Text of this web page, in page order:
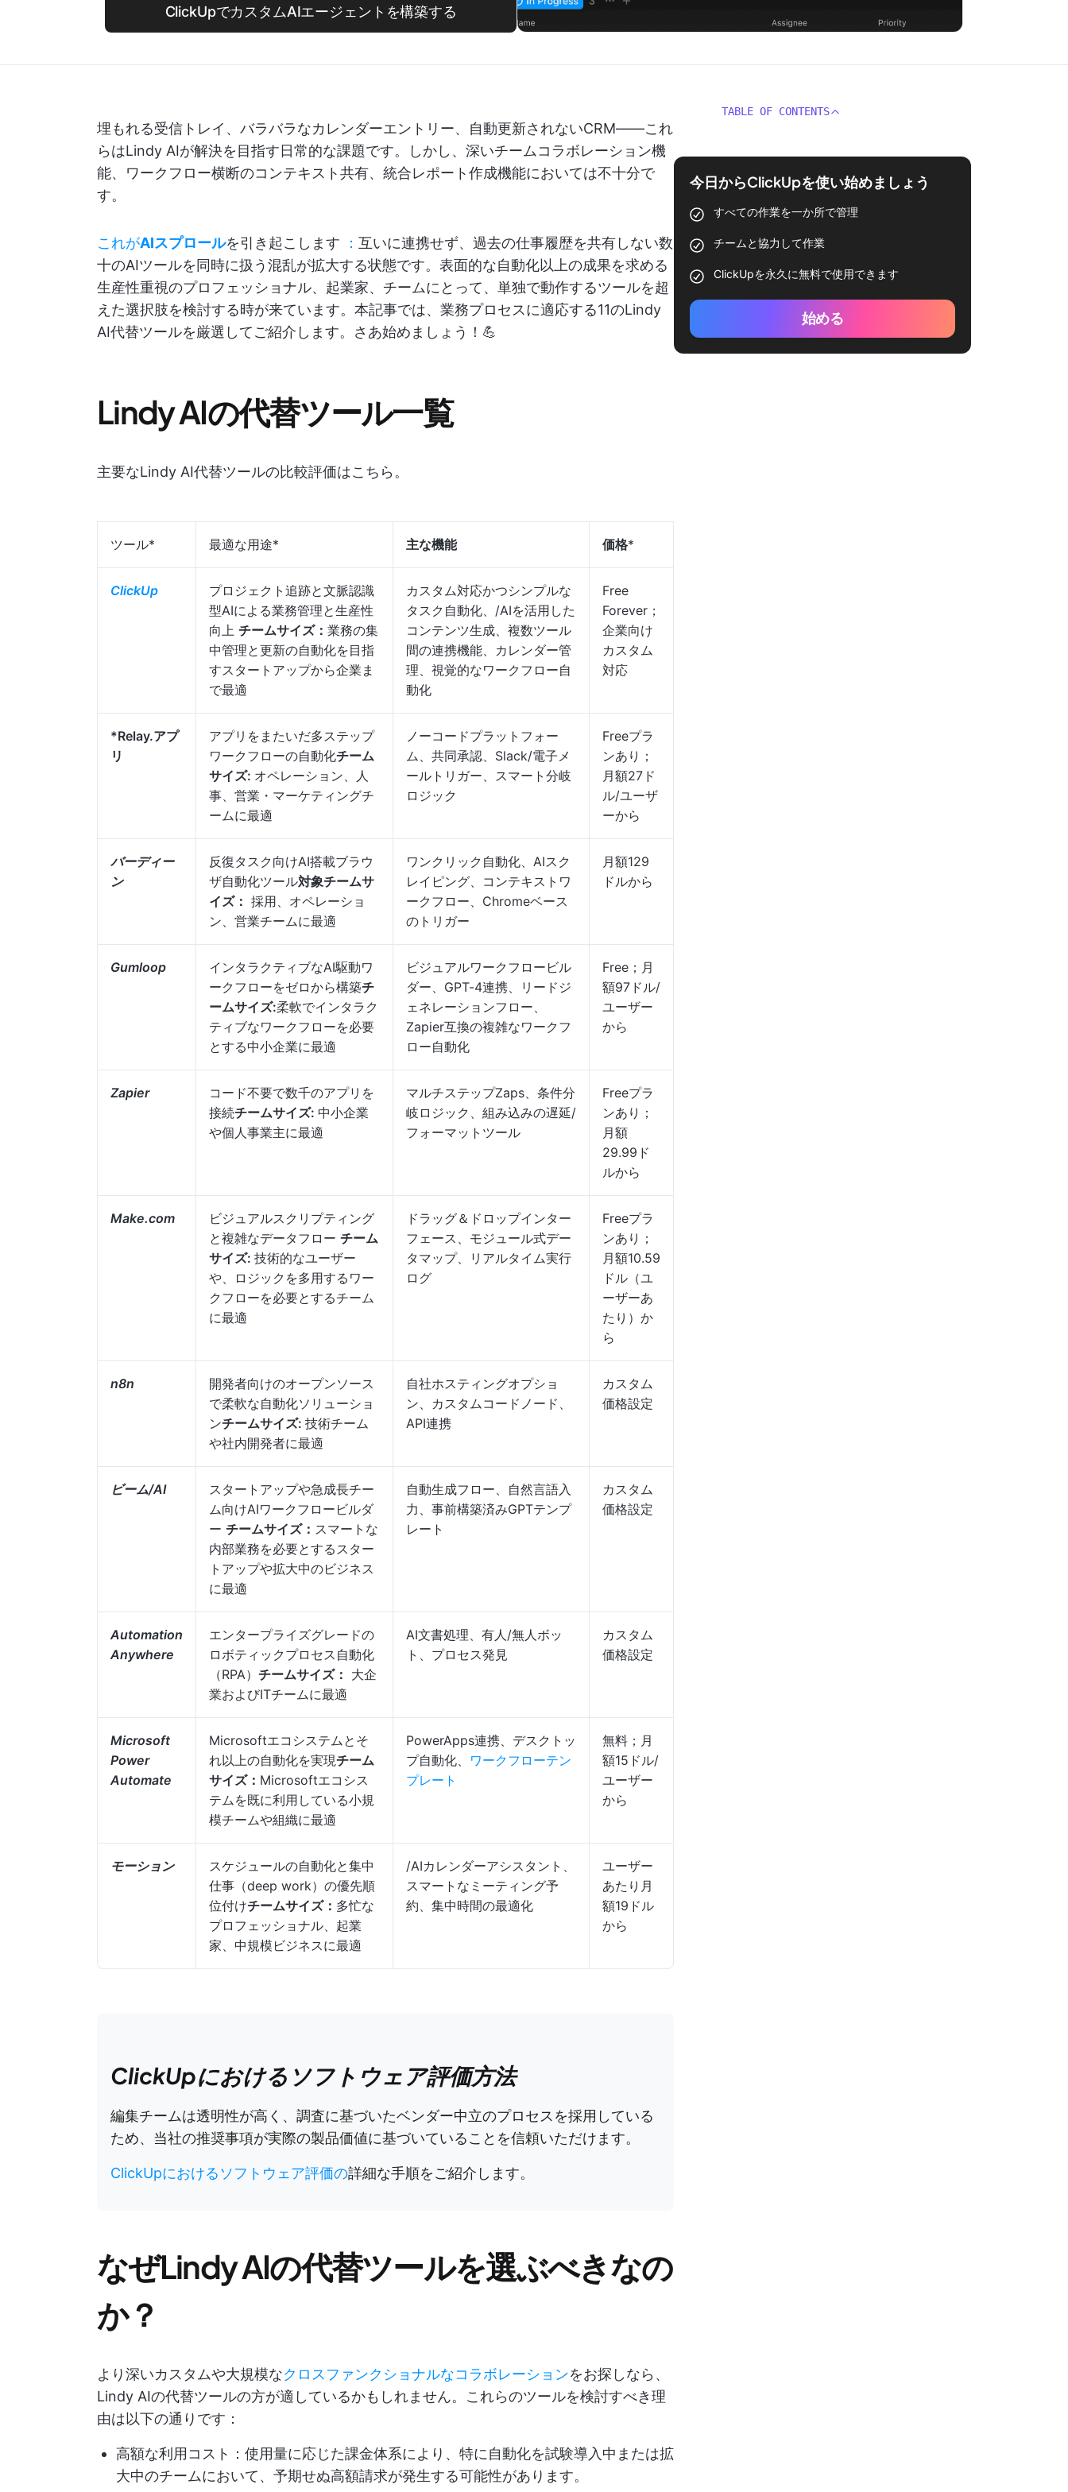
ClickUpでカスタムAIエージェントを構築する
埋もれる受信トレイ、バラバラなカレンダーエントリー、自動更新されないCRM——これ
らはLindy AIが解決を目指す日常的な課題です。しかし、深いチームコラボレーション機
能、ワークフロー横断のコンテキスト共有、統合レポート作成機能においては不十分で
す。
これがAIスプロールを引き起こします ： 互いに連携せず、過去の仕事履歴を共有しない数
十のAIツールを同時に扱う混乱が拡大する状態です。表面的な自動化以上の成果を求める
生産性重視のプロフェッショナル、起業家、チームにとって、単独で動作するツールを超
えた選択肢を検討する時が来ています。本記事では、業務プロセスに適応する11のLindy
AI代替ツールを厳選してご紹介します。さあ始めましょう！💪
Lindy AIの代替ツール一覧
主要なLindy AI代替ツールの比較評価はこちら。
ツール* 最適な用途* 主な機能 価格*
ClickUp
プロジェクト追跡と文脈認識
型AIによる業務管理と生産性
向上 チームサイズ： 業務の集
中管理と更新の自動化を目指
すスタートアップから企業ま
で最適
カスタム対応かつシンプルな
タスク自動化、/AIを活用した
コンテンツ生成、複数ツール
間の連携機能、カレンダー管
理、視覚的なワークフロー自
動化
Free
Forever；
企業向け
カスタム
対応
*Relay.アプ
リ
アプリをまたいだ多ステップ
ワークフローの自動化チーム
サイズ: オペレーション、人
事、営業・マーケティングチ
ームに最適
ノーコードプラットフォー
ム、共同承認、Slack/電子メ
ールトリガー、スマート分岐
ロジック
Freeプラ
ンあり；
月額27ド
ル/ユーザ
ーから
バーディー
ン
反復タスク向けAI搭載ブラウ
ザ自動化ツール対象チームサ
イズ： 採用、オペレーショ
ン、営業チームに最適
ワンクリック自動化、AIスク
レイピング、コンテキストワ
ークフロー、Chromeベース
のトリガー
月額129
ドルから
Gumloop
インタラクティブなAI駆動ワ
ークフローをゼロから構築チ
ームサイズ:柔軟でインタラク
ティブなワークフローを必要
とする中小企業に最適
ビジュアルワークフロービル
ダー、GPT-4連携、リードジ
ェネレーションフロー、
Zapier互換の複雑なワークフ
ロー自動化
Free；月
額97ドル/
ユーザー
から
Zapier
コード不要で数千のアプリを
接続チームサイズ: 中小企業
や個人事業主に最適
マルチステップZaps、条件分
岐ロジック、組み込みの遅延/
フォーマットツール
Freeプラ
ンあり；
月額
29.99ド
ルから
Make.com
ビジュアルスクリプティング
と複雑なデータフロー チーム
サイズ: 技術的なユーザー
や、ロジックを多用するワー
クフローを必要とするチーム
に最適
ドラッグ＆ドロップインター
フェース、モジュール式デー
タマップ、リアルタイム実行
ログ
Freeプラ
ンあり；
月額10.59
ドル（ユ
ーザーあ
たり）か
ら
n8n
開発者向けのオープンソース
で柔軟な自動化ソリューショ
ンチームサイズ: 技術チーム
や社内開発者に最適
自社ホスティングオプショ
ン、カスタムコードノード、
API連携
カスタム
価格設定
ビーム/AI
スタートアップや急成長チー
ム向けAIワークフロービルダ
ー チームサイズ： スマートな
内部業務を必要とするスター
トアップや拡大中のビジネス
に最適
自動生成フロー、自然言語入
力、事前構築済みGPTテンプ
レート
カスタム
価格設定
Automation
Anywhere
エンタープライズグレードの
ロボティックプロセス自動化
（RPA） チームサイズ： 大企
業およびITチームに最適
AI文書処理、有人/無人ボッ
ト、プロセス発見
カスタム
価格設定
Microsoft
Power
Automate
Microsoftエコシステムとそ
れ以上の自動化を実現チーム
サイズ： Microsoftエコシス
テムを既に利用している小規
模チームや組織に最適
PowerApps連携、デスクトッ
プ自動化、 ワークフローテン
プレート
無料；月
額15ドル/
ユーザー
から
モーション
スケジュールの自動化と集中
仕事（deep work）の優先順
位付けチームサイズ： 多忙な
プロフェッショナル、起業
家、中規模ビジネスに最適
/AIカレンダーアシスタント、
スマートなミーティング予
約、集中時間の最適化
ユーザー
あたり月
額19ドル
から
ClickUpにおけるソフトウェア評価方法
編集チームは透明性が高く、調査に基づいたベンダー中立のプロセスを採用している
ため、当社の推奨事項が実際の製品価値に基づいていることを信頼いただけます。
ClickUpにおけるソフトウェア評価の詳細な手順をご紹介します。
なぜLindy AIの代替ツールを選ぶべきなの
か？
より深いカスタムや大規模なクロスファンクショナルなコラボレーションをお探しなら、
Lindy AIの代替ツールの方が適しているかもしれません。これらのツールを検討すべき理
由は以下の通りです：
高額な利用コスト： 使用量に応じた課金体系により、特に自動化を試験導入中または拡
大中のチームにおいて、予期せぬ高額請求が発生する可能性があります。
TABLE OF CONTENTS
今日からClickUpを使い始めましょう
すべての作業を一か所で管理
チームと協力して作業
ClickUpを永久に無料で使用できます
始める